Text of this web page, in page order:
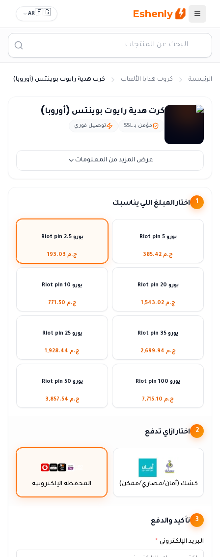
القائمة Eshenly
🇪🇬
AR
الرئيسية كروت هدايا الألعاب كرت هدية رايوت بوينتس (أوروبا)
كرت هدية رايوت بوينتس (أوروبا)
مؤمن بـ SSL توصيل فوري
عرض المزيد من المعلومات
1 اختار المبلغ اللي يناسبك
Riot pin يورو 2.5
ج.م 193.03
Riot pin يورو 5
ج.م 385.42
Riot pin يورو 10
ج.م 771.50
Riot pin يورو 20
ج.م 1,543.02
Riot pin يورو 25
ج.م 1,928.44
Riot pin يورو 35
ج.م 2,699.94
Riot pin يورو 50
ج.م 3,857.54
Riot pin يورو 100
ج.م 7,715.10
2 اختار ازاي تدفع
المحفظة الإلكترونية كشك (أمان/مصاري/ممكن)
3 تأكيد والدفع
البريد الإلكتروني *